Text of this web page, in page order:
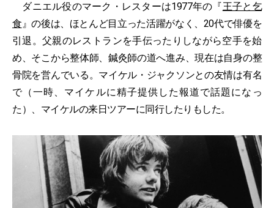
ダニエル役のマーク・レスターは1977年の『王子と乞
食』の後は、ほとんど目立った活躍がなく、20代で俳優を
引退。父親のレストランを手伝ったりしながら空手を始
め、そこから整体師、鍼灸師の道へ進み、現在は自身の整
骨院を営んでいる。マイケル・ジャクソンとの友情は有名
で（一時、マイケルに精子提供した報道で話題になっ
た）、マイケルの来日ツアーに同行したりもした。